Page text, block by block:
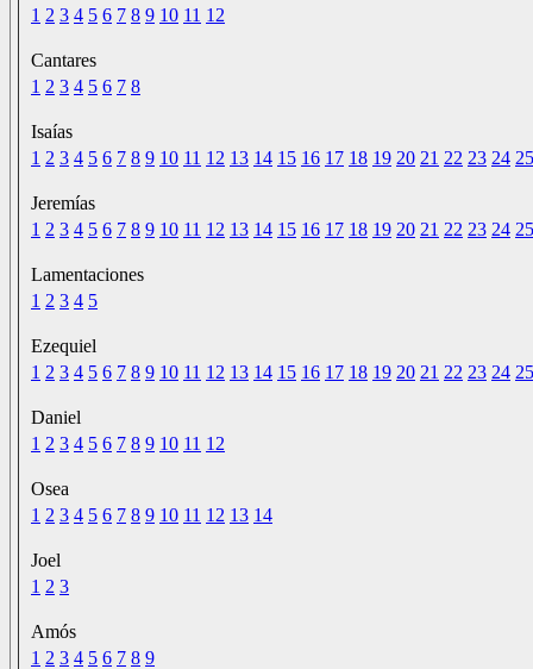
1 2 3 4 5 6 7 8 9 10 11 12
Cantares
1 2 3 4 5 6 7 8
Isaías
1 2 3 4 5 6 7 8 9 10 11 12 13 14 15 16 17 18 19 20 21 22 23 24 25
Jeremías
1 2 3 4 5 6 7 8 9 10 11 12 13 14 15 16 17 18 19 20 21 22 23 24 25
Lamentaciones
1 2 3 4 5
Ezequiel
1 2 3 4 5 6 7 8 9 10 11 12 13 14 15 16 17 18 19 20 21 22 23 24 25
Daniel
1 2 3 4 5 6 7 8 9 10 11 12
Osea
1 2 3 4 5 6 7 8 9 10 11 12 13 14
Joel
1 2 3
Amós
1 2 3 4 5 6 7 8 9